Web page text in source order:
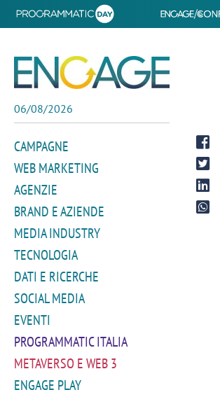
06/08/2026
CAMPAGNE
WEB MARKETING
AGENZIE
BRAND E AZIENDE
MEDIA INDUSTRY
TECNOLOGIA
DATI E RICERCHE
SOCIAL MEDIA
EVENTI
PROGRAMMATIC ITALIA
METAVERSO E WEB 3
ENGAGE PLAY